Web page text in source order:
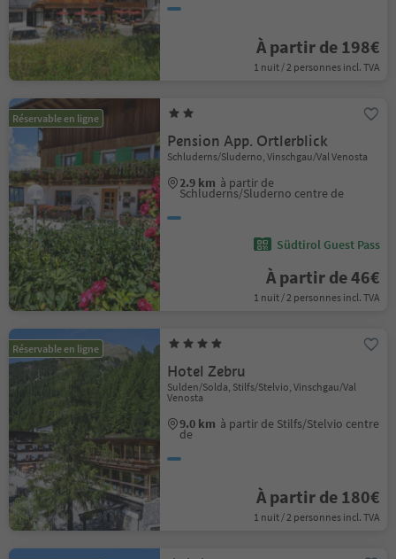
À partir de 198€
1 nuit / 2 personnes incl. TVA
Réservable en ligne
Pension App. Ortlerblick
Schluderns/Sluderno, Vinschgau/Val Venosta
2.9 km à partir de
Schluderns/Sluderno centre de
Südtirol Guest Pass
À partir de 46€
1 nuit / 2 personnes incl. TVA
Réservable en ligne
Hotel Zebru
Sulden/Solda, Stilfs/Stelvio, Vinschgau/Val
Venosta
9.0 km à partir de Stilfs/Stelvio centre
de
À partir de 180€
1 nuit / 2 personnes incl. TVA